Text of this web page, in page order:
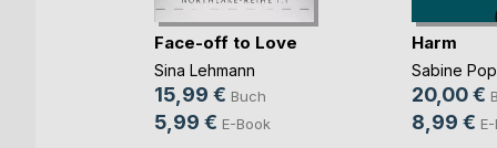
Face-off to Love
Sina Lehmann
15,99 € Buch
5,99 € E-Book
Harm
Sabine
20,00 €
8,99 €